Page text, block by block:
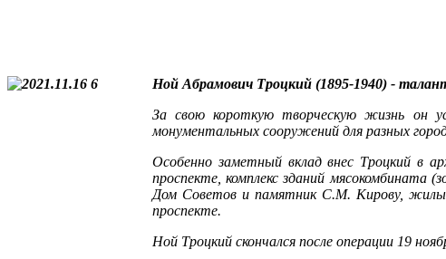
Ной Абрамович Троцкий (1895-1940) -
За свою короткую творческую жизнь он
монументальных сооружений для разных
Особенно заметный вклад внес Троцкий в
проспекте, комплекс зданий
Дом Советов и памятник С.М. Кирову,
проспекте.
Ной Троцкий скончался после операции 19